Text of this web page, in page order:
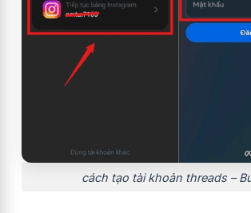
cách tạo tài khoản threads –